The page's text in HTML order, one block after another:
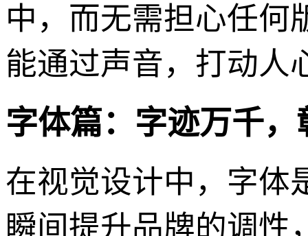
中，而无需担心任何
能通过声音，打动人
字体篇：字迹万千，
在视觉设计中，字体
瞬间提升品牌的调性